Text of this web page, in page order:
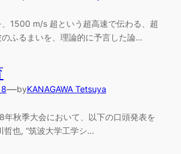
1500 m/s 超という超高速で伝わる、超
ふるまいを、理論的に予言した論…
—byKANAGAWA Tetsuya
年秋季大会において、以下の口頭発表を
哲也, “筑波大学工学シ…